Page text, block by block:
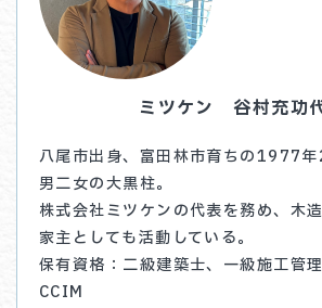
ミツケン 谷村充功
八尾市出身、富田林市育ちの1977
男二女の大黒柱。
株式会社ミツケンの代表を務め、木
家主としても活動している。
保有資格：二級建築士、一級施工管理
CCIM